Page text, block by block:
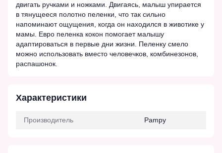
двигать ручками и ножками. Двигаясь, малыш упирается
в тянущееся полотно пеленки, что так сильно
напоминают ощущения, когда он находился в животике у
мамы. Евро пеленка кокон помогает малышу
адаптироваться в первые дни жизни. Пеленку смело
можно использовать вместо человечков, комбинезонов,
распашонок.
Характеристики
Производитель Pampy